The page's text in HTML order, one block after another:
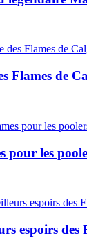
Flames de
pour les
espoirs des